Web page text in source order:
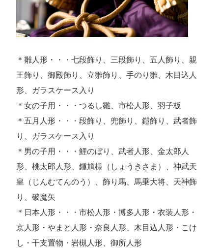
＊雛人形・・・七段飾り、三段飾り、五人飾り、親
王飾り、御殿飾り、立雛飾り、手のり雛、木目込人
形、ガラスケース入り
＊女の子用・・・つるし雛、市松人形、羽子板
＊五月人形・・・段飾り、兜飾り、鎧飾り、武者飾
り、ガラスケース入り
＊男の子用・・・鯉のぼり、武者人形、金太郎人
形、桃太郎人形、鍾馗様（しょうきさま）、神武天
皇（じんむてんのう）、飾り馬、馬乗大将、天神飾
り、破魔矢
＊日本人形・・・市松人形・博多人形・衣装人形・
京人形・やまと人形・奈良人形、木目込人形・こけ
し・干支置物・岩槻人形、御所人形